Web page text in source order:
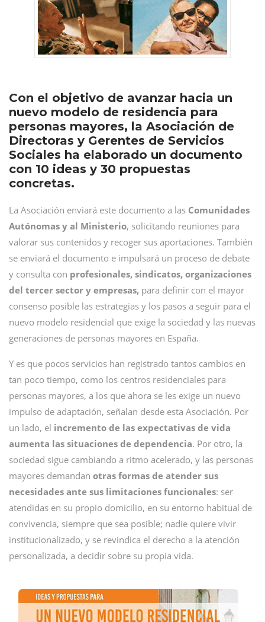
Con el objetivo de avanzar hacia un
nuevo modelo de residencia para
personas mayores, la Asociación de
Directoras y Gerentes de Servicios
Sociales ha elaborado un documento
con 10 ideas y 30 propuestas
concretas.
La Asociación enviará este documento a las Comunidades
Autónomas y al Ministerio, solicitando reuniones para
valorar sus contenidos y recoger sus aportaciones. También
se enviará el documento e impulsará un proceso de debate
y consulta con profesionales, sindicatos, organizaciones
del tercer sector y empresas, para definir con el mayor
consenso posible las estrategias y los pasos a seguir para el
nuevo modelo residencial que exige la sociedad y las nuevas
generaciones de personas mayores en España.
Y es que pocos servicios han registrado tantos cambios en
tan poco tiempo, como los centros residenciales para
personas mayores, a los que ahora se les exige un nuevo
impulso de adaptación, señalan desde esta Asociación. Por
un lado, el incremento de las expectativas de vida
aumenta las situaciones de dependencia. Por otro, la
sociedad sigue cambiando a ritmo acelerado, y las personas
mayores demandan otras formas de atender sus
necesidades ante sus limitaciones funcionales: ser
atendidas en su propio domicilio, en su entorno habitual de
convivencia, siempre que sea posible; nadie quiere vivir
institucionalizado, y se revindica el derecho a la atención
personalizada, a decidir sobre su propia vida.